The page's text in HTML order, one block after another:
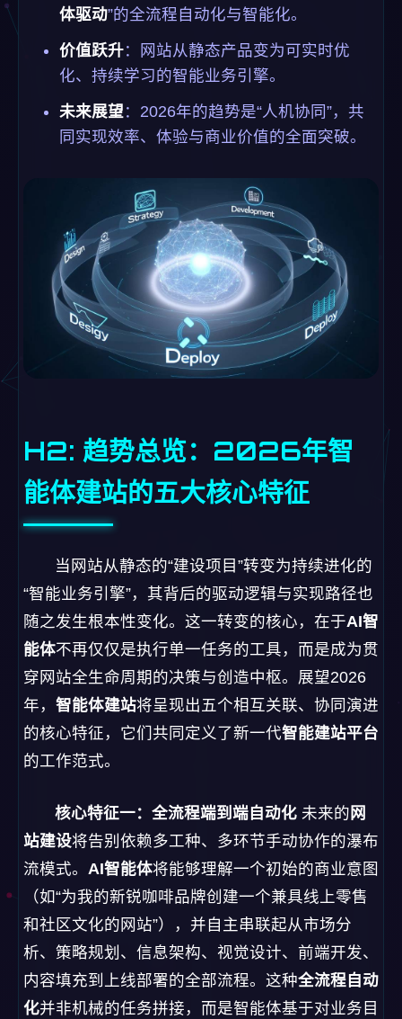
体驱动”的全流程自动化与智能化。
价值跃升：网站从静态产品变为可实时优
化、持续学习的智能业务引擎。
未来展望：2026年的趋势是“人机协同”，共
同实现效率、体验与商业价值的全面突破。
H2: 趋势总览：2026年智
能体建站的五大核心特征
当网站从静态的“建设项目”转变为持续进化的
“智能业务引擎”，其背后的驱动逻辑与实现路径也
随之发生根本性变化。这一转变的核心，在于AI智
能体不再仅仅是执行单一任务的工具，而是成为贯
穿网站全生命周期的决策与创造中枢。展望2026
年， 智能体建站将呈现出五个相互关联、协同演进
的核心特征，它们共同定义了新一代智能建站平台
的工作范式。
核心特征一：全流程端到端自动化 未来的 网
站建设将告别依赖多工种、多环节手动协作的瀑布
流模式。 AI智能体将能够理解一个初始的商业意图
（如“为我的新锐咖啡品牌创建一个兼具线上零售
和社区文化的网站”），并自主串联起从市场分
析、策略规划、信息架构、视觉设计、前端开发、
内容填充到上线部署的全部流程。这种全流程自动
化并非机械的任务拼接，而是智能体基于对业务目